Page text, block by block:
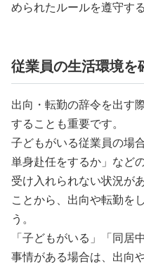
められたルールを遵守す
従業員の生活環境を
出向・転勤の辞令を出す
することも重要です。
子どもがいる従業員の場
単身赴任をするか」など
受け入れられない状況が
ことから、出向や転勤を
う。
「子どもがいる」「同居
事情がある場合は、出向